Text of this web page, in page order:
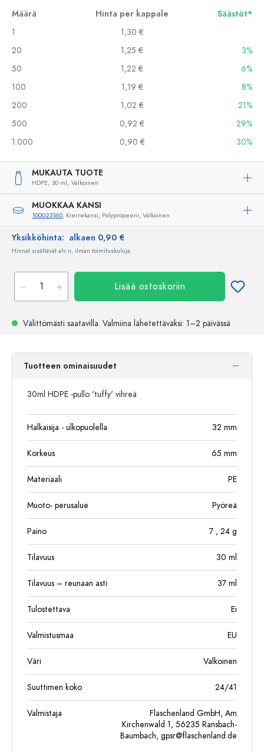
Määrä Hinta per kappale
Säästöt*
1
1,30 €
20
1,25 €
3%
50
1,22 €
6%
100
1,19 €
8%
200
1,02 €
21%
500
0,92 €
29%
1.000
0,90 € 30%
MUKAUTA TUOTE
HDPE, 30 ml, Valkoinen
MUOKKAA KANSI
100023160, Kierrekansi, Polypropeeni, Valkoinen
Yksikköhinta: alkaen 0,90 €
Hinnat sisältävät alv:n, ilman toimituskuluja
Lisää ostoskoriin
Välittömästi saatavilla. Valmiina lähetettäväksi: 1–2 päivässä
Tuotteen ominaisuudet
30ml HDPE -pullo 'tuffy' vihreä
Halkaisija - ulkopuolella 32 mm
Korkeus 65 mm
Materiaali PE
Muoto- perusalue Pyöreä
Paino 7 , 24 g
Tilavuus 30 ml
Tilavuus – reunaan asti 37 ml
Tulostettava Ei
Valmistusmaa EU
Väri Valkoinen
Suuttimen koko 24/41
Valmistaja
Flaschenland GmbH, Am
Kirchenwald 1, 56235 Ransbach-
Baumbach, gpsr@flaschenland.de